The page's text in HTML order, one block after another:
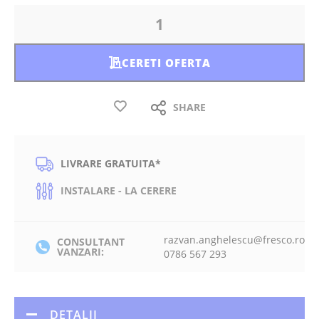
CERETI OFERTA
SHARE
LIVRARE GRATUITA*
INSTALARE - LA CERERE
CONSULTANT
VANZARI:
razvan.anghelescu@fresco.ro
0786 567 293
DETALII